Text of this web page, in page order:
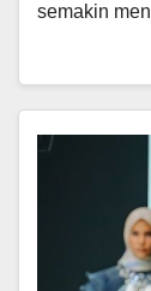
semakin